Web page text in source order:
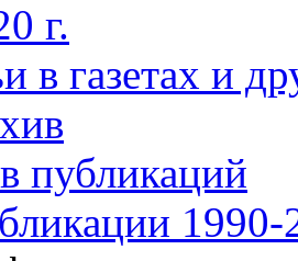
г.
в газетах и
публикаций
1990-